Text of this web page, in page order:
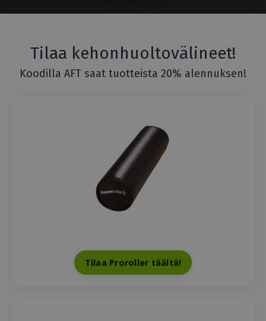
Tilaa kehonhuoltovälineet!
Koodilla AFT saat tuotteista 20% alennuksen!
Tilaa Proroller täältä!